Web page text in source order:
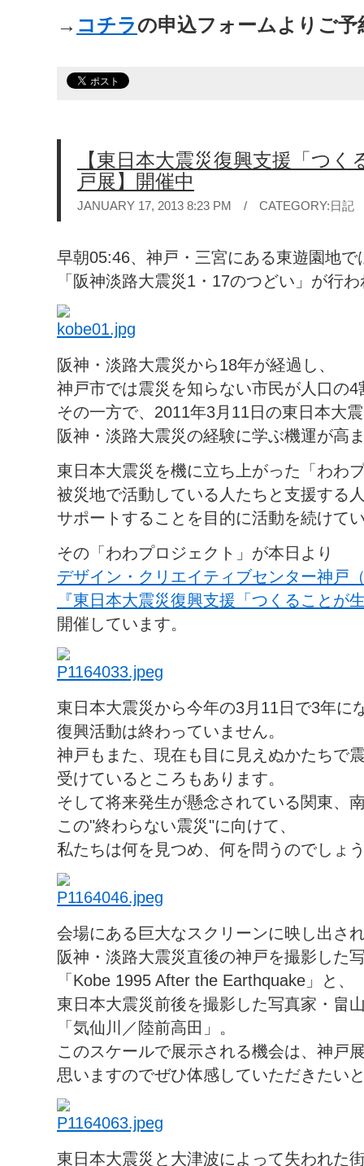
→ コチラの申込フォームよりご
【東日本大震災復興支援「つ
戸展】開催中
JANUARY 17, 2013 8:23 PM / CATEGORY: 日記
早朝05:46、神戸・三宮にある東遊園地で
「阪神淡路大震災1・17のつどい」が行
阪神・淡路大震災から18年が経過し、
神戸市では震災を知らない市民が人口の
その一方で、2011年3月11日の東日本大
阪神・淡路大震災の経験に学ぶ機運が高
東日本大震災を機に立ち上がった「わわ
被災地で活動している人たちと支援する
サポートすることを目的に活動を続けて
その「わわプロジェクト」が本日より
デザイン・クリエイティブセンター神戸
『東日本大震災復興支援「つくることが
開催しています。
東日本大震災から今年の3月11日で3年に
復興活動は終わっていません。
神戸もまた、現在も目に見えぬかたちで
受けているところもあります。
そして将来発生が懸念されている関東、
この"終わらない震災"に向けて、
私たちは何を見つめ、何を問うのでしょ
会場にある巨大なスクリーンに映し出さ
阪神・淡路大震災直後の神戸を撮影した
「Kobe 1995 After the Earthquake」と、
東日本大震災前後を撮影した写真家・畠
「気仙川／陸前高田」。
このスケールで展示される機会は、神戸
思いますのでぜひ体感していただきたい
東日本大震災と大津波によって失われた